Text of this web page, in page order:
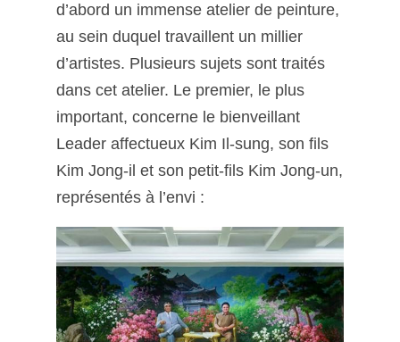
d’abord un immense atelier de peinture,
au sein duquel travaillent un millier
d’artistes. Plusieurs sujets sont traités
dans cet atelier. Le premier, le plus
important, concerne le bienveillant
Leader affectueux Kim Il-sung, son fils
Kim Jong-il et son petit-fils Kim Jong-un,
représentés à l’envi :